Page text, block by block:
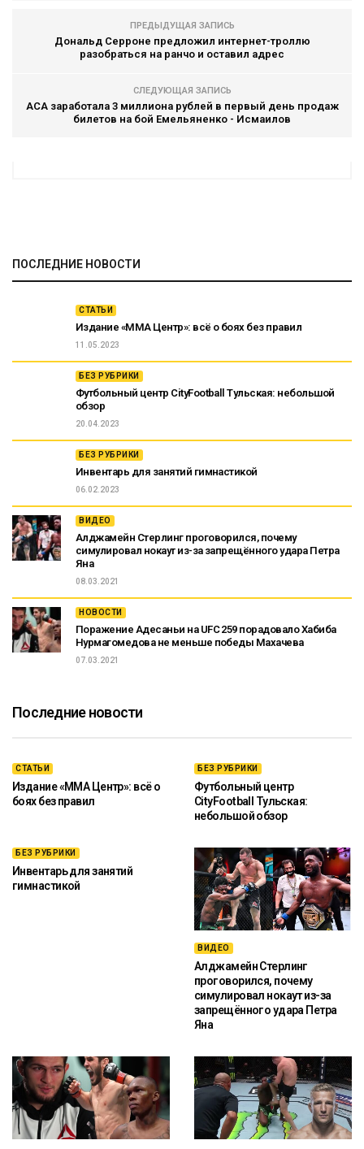
ПРЕДЫДУЩАЯ ЗАПИСЬ
Дональд Серроне предложил интернет-троллю
разобраться на ранчо и оставил адрес
СЛЕДУЮЩАЯ ЗАПИСЬ
ACA заработала 3 миллиона рублей в первый день продаж
билетов на бой Емельяненко - Исмаилов
ПОСЛЕДНИЕ НОВОСТИ
СТАТЬИ
Издание «ММА Центр»: всё о боях без правил
11.05.2023
БЕЗ РУБРИКИ
Футбольный центр CityFootball Тульская: небольшой
обзор
20.04.2023
БЕЗ РУБРИКИ
Инвентарь для занятий гимнастикой
06.02.2023
ВИДЕО
Алджамейн Стерлинг проговорился, почему
симулировал нокаут из-за запрещённого удара Петра
Яна
08.03.2021
НОВОСТИ
Поражение Адесаньи на UFC 259 порадовало Хабиба
Нурмагомедова не меньше победы Махачева
07.03.2021
Последние новости
СТАТЬИ
Издание «ММА Центр»: всё о
боях без правил
БЕЗ РУБРИКИ
Футбольный центр
CityFootball Тульская:
небольшой обзор
БЕЗ РУБРИКИ
Инвентарь для занятий
гимнастикой
ВИДЕО
Алджамейн Стерлинг
проговорился, почему
симулировал нокаут из-за
запрещённого удара Петра
Яна